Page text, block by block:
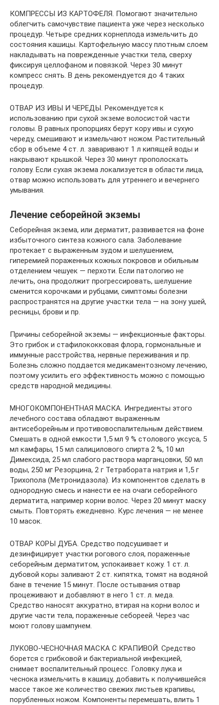
КОМПРЕССЫ ИЗ КАРТОФЕЛЯ. Помогают значительно
облегчить самочувствие пациента уже через несколько
процедур. Четыре средних корнеплода измельчить до
состояния кашицы. Картофельную массу плотным слоем
накладывать на поврежденные участки тела, сверху
фиксируя целлофаном и повязкой. Через 30 минут
компресс снять. В день рекомендуется до 4 таких
процедур.
ОТВАР ИЗ ИВЫ И ЧЕРЕДЫ. Рекомендуется к
использованию при сухой экземе волосистой части
головы. В равных пропорциях берут кору ивы и сухую
череду, смешивают и измельчают ножом. Растительный
сбор в объеме 4 ст. л. заваривают 1 л кипящей воды и
накрывают крышкой. Через 30 минут прополоскать
голову. Если сухая экзема локализуется в области лица,
отвар можно использовать для утреннего и вечернего
умывания.
Лечение себорейной экземы
Себорейная экзема, или дерматит, развивается на фоне
избыточного синтеза кожного сала. Заболевание
протекает с выраженным зудом и шелушением,
гиперемией пораженных кожных покровов и обильным
отделением чешуек — перхоти. Если патологию не
лечить, она продолжит прогрессировать, шелушение
сменится корочками и рубцами, симптомы болезни
распространятся на другие участки тела — на зону ушей,
ресницы, брови и пр.
Причины себорейной экземы — инфекционные факторы.
Это грибок и стафилококковая флора, гормональные и
иммунные расстройства, нервные переживания и пр.
Болезнь сложно поддается медикаментозному лечению,
поэтому усилить его эффективность можно с помощью
средств народной медицины.
МНОГОКОМПОНЕНТНАЯ МАСКА. Ингредиенты этого
лечебного состава обладают выраженным
антисеборейным и противовоспалительным действием.
Смешать в одной емкости 1,5 мл 9 % столового уксуса, 5
мл камфары, 15 мл салицилового спирта 2 %, 10 мл
Димексида, 25 мл слабого раствора марганцовки, 50 мл
воды, 250 мг Резорцина, 2 г Тетрабората натрия и 1,5 г
Трихопола (Метронидазола). Из компонентов сделать в
однородную смесь и нанести ее на очаги себорейного
дерматита, например корни волос. Через 20 минут маску
смыть. Повторять ежедневно. Курс лечения — не менее
10 масок.
ОТВАР КОРЫ ДУБА. Средство подсушивает и
дезинфицирует участки рогового слоя, пораженные
себорейным дерматитом, успокаивает кожу. 1 ст. л.
дубовой коры заливают 2 ст. кипятка, томят на водяной
бане в течение 15 минут. После остывания отвар
процеживают и добавляют в него 1 ст. л. меда.
Средство наносят аккуратно, втирая на корни волос и
другие части тела, пораженные себореей. Через час
моют голову шампунем.
ЛУКОВО-ЧЕСНОЧНАЯ МАСКА С КРАПИВОЙ. Средство
борется с грибковой и бактериальной инфекцией,
снимает воспалительный процесс. Головку лука и
чеснока измельчить в кашицу, добавить к получившейся
массе такое же количество свежих листьев крапивы,
порубленных ножом. Компоненты перемешать, влить 1